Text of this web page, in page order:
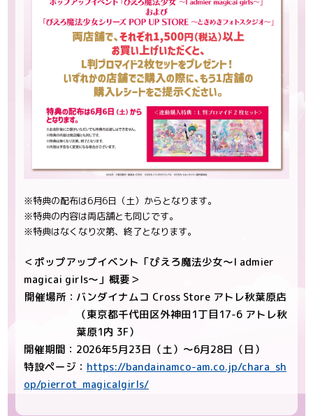
※特典の配布は6月6日（土）からとなります。
※特典の内容は両店舗とも同じです。
※特典はなくなり次第、終了となります。
＜ポップアップイベント「ぴえろ魔法少女～I admier
magicai girls～」概要＞
開催場所： バンダイナムコ Cross Store アトレ秋葉原店
（東京都千代田区外神田1丁目17-6 アトレ秋
葉原1内 3F）
開催期間：2026年5月23日（土）～6月28日（日）
特設ページ： https://bandainamco-am.co.jp/chara_sh
op/pierrot_magicalgirls/